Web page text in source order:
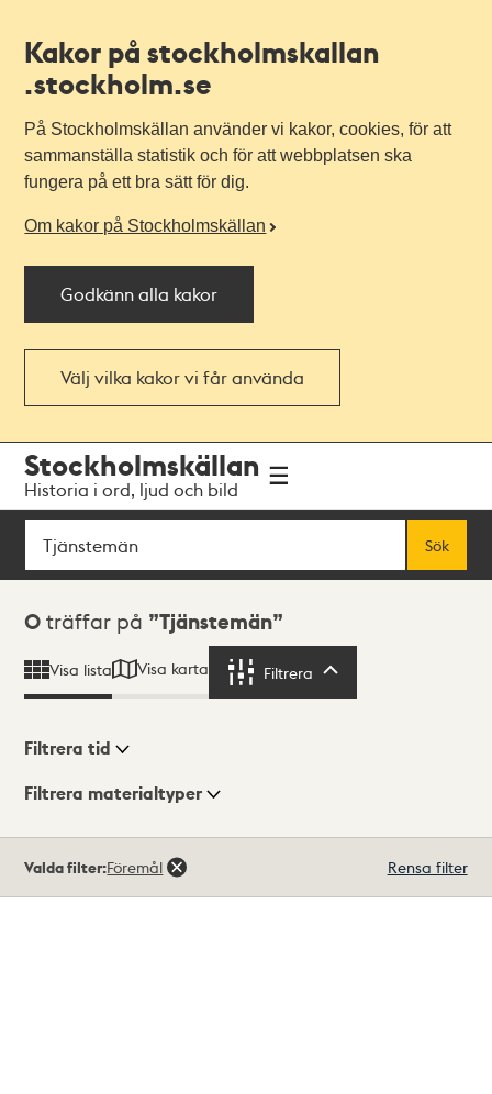
Kakor på stockholmskallan
.stockholm.se
På Stockholmskällan använder vi kakor, cookies, för att
sammanställa statistik och för att webbplatsen ska
fungera på ett bra sätt för dig.
Om kakor på Stockholmskällan
Godkänn alla kakor
Välj vilka kakor vi får använda
navigationen
huvudinnehållet
Stockholmskällan
Historia i ord, ljud och bild
Sök
Sök
Sökresultat
0 träffar på Tjänstemän
Visa lista Visa karta Filtrera
Visningsläge
Filtrera tid
Filtrera materialtyper
träffar
Valda filter:Föremål Rensa filter